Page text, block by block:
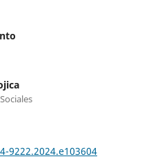
9222.2024.e103604